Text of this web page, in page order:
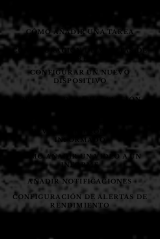
CÓMO AÑADIR UNA TAREA
CONFIGURACIÓN DE ALERTAS DE
TAREA
CONFIGURAR UN NUEVO
DISPOSITIVO
OPCIONES DE VISUALIZACIÓN
REVISAR UN PROBLEMA
INFORMADO
CÓMO AÑADIR UN VIDEO A UN
INFORME
AÑADIR NOTIFICACIONES
CONFIGURACIÓN DE ALERTAS DE
RENDIMIENTO